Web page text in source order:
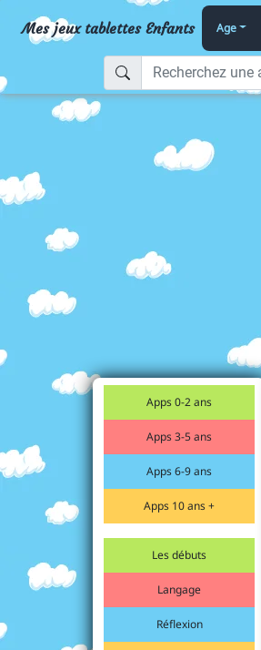
Mes jeux tablettes Enfants Age
Apps 0-2 ans
Apps 3-5 ans
Apps 6-9 ans
Apps 10 ans +
Les débuts
Langage
Réflexion